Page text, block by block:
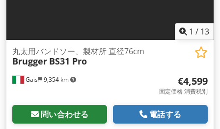
プロ - 4,599ユーロ 2mトラックエクステンション - 349ユーロ
今すぐBrugger BS31プロ丸太バンド製材機を手に入れて、パ
ワフルで正確な製材を圧倒的なコストパフォーマンスで体験し
てください！ カスタムメイドのご提案についてはお問い合わせ
1 / 13
Gais 9,354 km
丸太用バンドソー、製材所 直径76cm
Brugger BS31 Pro
€4,599
固定価格 消費税別
問い合わせる 電話する